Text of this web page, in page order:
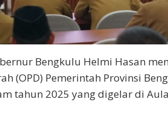
Bengkulu Helmi Hasan
(OPD) Pemerintah Provinsi
tahun 2025 yang digelar di